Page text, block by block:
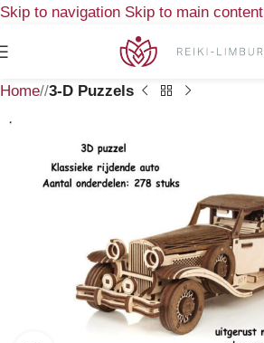
Skip to navigation Skip to main content
Home/ 3-D Puzzels